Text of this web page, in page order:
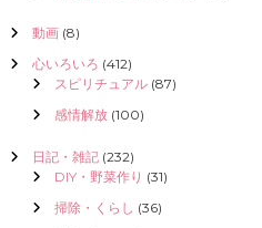
動画(8)
心いろいろ (412)
スピリチュアル(87)
感情解放(100)
日記・雑記(232)
DIY・野菜作り (31)
掃除・くらし (36)